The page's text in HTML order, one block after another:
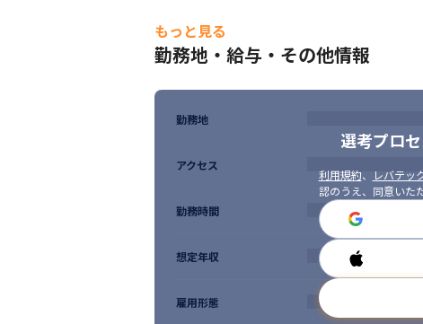
もっと見る
勤務地・給与・その他情報
選考プロ
利用規約、 レバテッ
認のうえ、同意いた
勤務地
アクセス
勤務時間
想定年収
雇用形態